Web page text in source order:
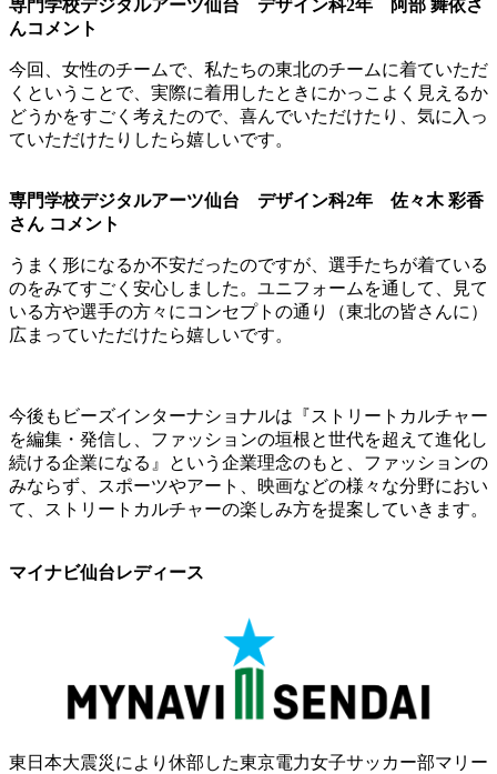
専門学校デジタルアーツ仙台 デザイン科2年 阿部 舞依さ
んコメント
今回、女性のチームで、私たちの東北のチームに着ていただ
くということで、実際に着用したときにかっこよく見えるか
どうかをすごく考えたので、喜んでいただけたり、気に入っ
ていただけたりしたら嬉しいです。
専門学校デジタルアーツ仙台 デザイン科2年 佐々木 彩香
さん コメント
うまく形になるか不安だったのですが、選手たちが着ている
のをみてすごく安心しました。ユニフォームを通して、見て
いる方や選手の方々にコンセプトの通り（東北の皆さんに）
広まっていただけたら嬉しいです。
今後もビーズインターナショナルは『ストリートカルチャー
を編集・発信し、ファッションの垣根と世代を超えて進化し
続ける企業になる』という企業理念のもと、ファッションの
みならず、スポーツやアート、映画などの様々な分野におい
て、ストリートカルチャーの楽しみ方を提案していきます。
マイナビ仙台レディース
東日本大震災により休部した東京電力女子サッカー部マリー